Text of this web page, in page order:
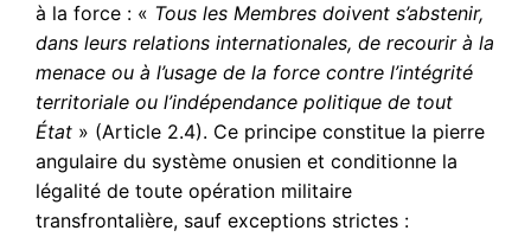
à la force : « Tous les Membres doivent s’abstenir,
dans leurs relations internationales, de recourir à la
menace ou à l’usage de la force contre l’intégrité
territoriale ou l’indépendance politique de tout
État » (Article 2.4). Ce principe constitue la pierre
angulaire du système onusien et conditionne la
légalité de toute opération militaire
transfrontalière, sauf exceptions strictes :